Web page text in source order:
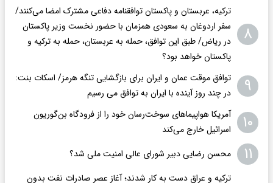
۸
ترکیه، عربستان و پاکستان توافقنامه دفاعی مشترک امضا می‌کنند/
سفر اردوغان به سعودی همزمان با حضور نخست وزیر پاکستان
در ریاض/ طبق این توافق، حمله به عربستان، حمله به ترکیه و
پاکستان خواهد بود؟
۹
توافق موقت عمان و ایران برای بازگشایی تنگه هرمز/ اسکات بنت:
در چند روز آینده با ایران به توافق می رسیم
۱۰
آمریکا هواپیماهای سوخت‌رسان خود را از فرودگاه بن‌گوریون
اسرائیل خارج می‌کند
۱۱ محسن رضایی دبیر شورای عالی امنیت ملی شد؟
ترکیه و عراق دست به کار شدند؛ آغاز عصر صادرات نفت بدون